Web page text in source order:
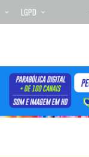
LGPD